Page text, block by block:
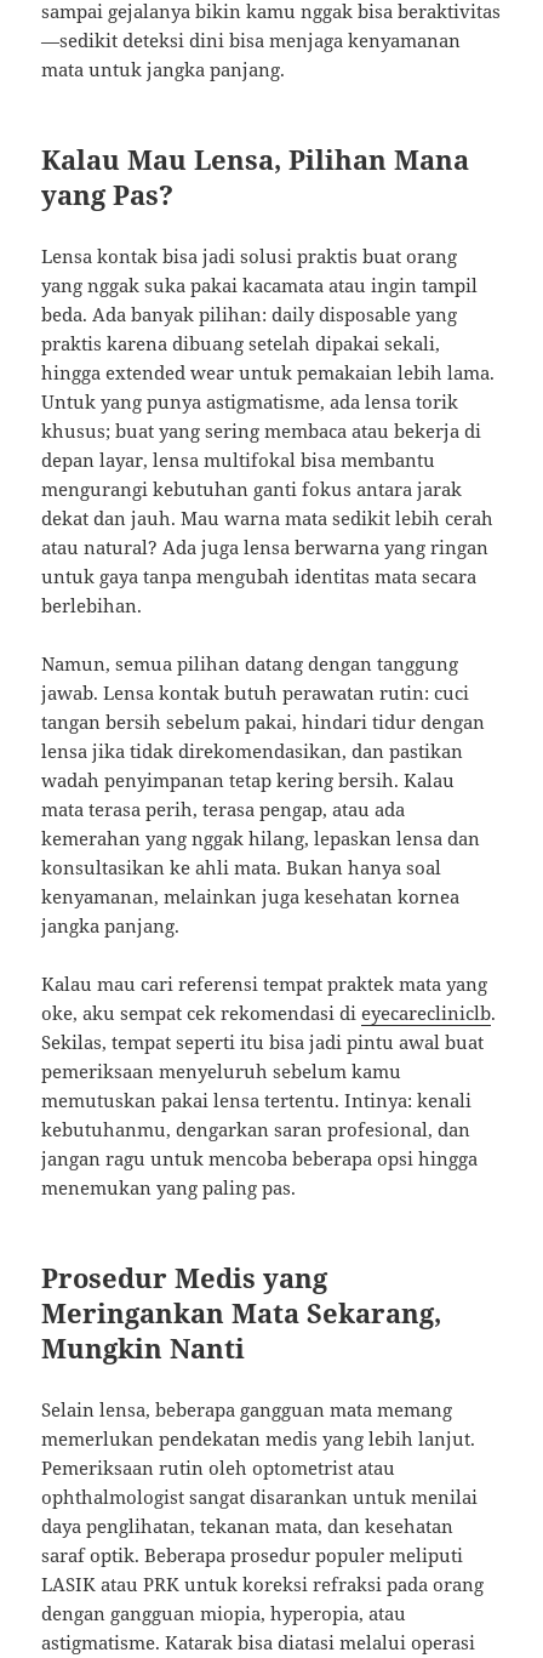
sampai gejalanya bikin kamu nggak bisa beraktivitas
—sedikit deteksi dini bisa menjaga kenyamanan
mata untuk jangka panjang.
Kalau Mau Lensa, Pilihan Mana
yang Pas?
Lensa kontak bisa jadi solusi praktis buat orang
yang nggak suka pakai kacamata atau ingin tampil
beda. Ada banyak pilihan: daily disposable yang
praktis karena dibuang setelah dipakai sekali,
hingga extended wear untuk pemakaian lebih lama.
Untuk yang punya astigmatisme, ada lensa torik
khusus; buat yang sering membaca atau bekerja di
depan layar, lensa multifokal bisa membantu
mengurangi kebutuhan ganti fokus antara jarak
dekat dan jauh. Mau warna mata sedikit lebih cerah
atau natural? Ada juga lensa berwarna yang ringan
untuk gaya tanpa mengubah identitas mata secara
berlebihan.
Namun, semua pilihan datang dengan tanggung
jawab. Lensa kontak butuh perawatan rutin: cuci
tangan bersih sebelum pakai, hindari tidur dengan
lensa jika tidak direkomendasikan, dan pastikan
wadah penyimpanan tetap kering bersih. Kalau
mata terasa perih, terasa pengap, atau ada
kemerahan yang nggak hilang, lepaskan lensa dan
konsultasikan ke ahli mata. Bukan hanya soal
kenyamanan, melainkan juga kesehatan kornea
jangka panjang.
Kalau mau cari referensi tempat praktek mata yang
oke, aku sempat cek rekomendasi dieyecarecliniclb.
Sekilas, tempat seperti itu bisa jadi pintu awal buat
pemeriksaan menyeluruh sebelum kamu
memutuskan pakai lensa tertentu. Intinya: kenali
kebutuhanmu, dengarkan saran profesional, dan
jangan ragu untuk mencoba beberapa opsi hingga
menemukan yang paling pas.
Prosedur Medis yang
Meringankan Mata Sekarang,
Mungkin Nanti
Selain lensa, beberapa gangguan mata memang
memerlukan pendekatan medis yang lebih lanjut.
Pemeriksaan rutin oleh optometrist atau
ophthalmologist sangat disarankan untuk menilai
daya penglihatan, tekanan mata, dan kesehatan
saraf optik. Beberapa prosedur populer meliputi
LASIK atau PRK untuk koreksi refraksi pada orang
dengan gangguan miopia, hyperopia, atau
astigmatisme. Katarak bisa diatasi melalui operasi